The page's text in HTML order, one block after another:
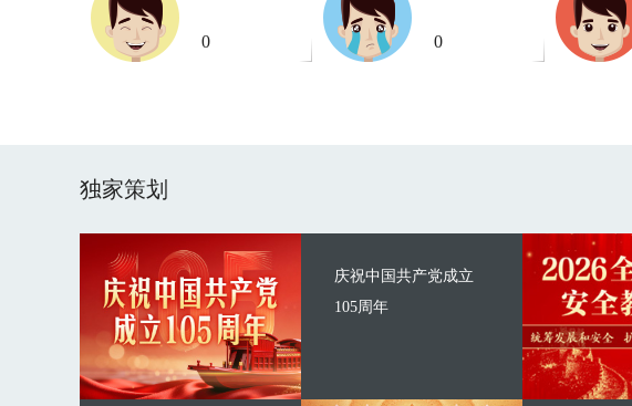
0 0
独家策划
庆祝中国共产党成立
105周年